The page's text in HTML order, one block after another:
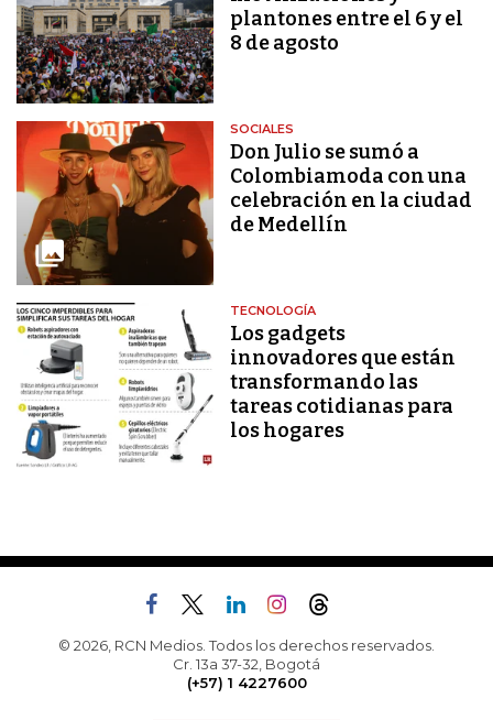
plantones entre el 6 y el
8 de agosto
SOCIALES
Don Julio se sumó a
Colombiamoda con una
celebración en la ciudad
de Medellín
TECNOLOGÍA
Los gadgets
innovadores que están
transformando las
tareas cotidianas para
los hogares
© 2026, RCN Medios. Todos los derechos reservados.
Cr. 13a 37-32, Bogotá
(+57) 1 4227600